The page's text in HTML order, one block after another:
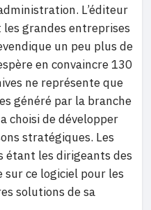
L’éditeur
grandes entreprises
un peu plus de
en convaincre 130
ne représente que
généré par la branche
choisi de développer
stratégiques. Les
étant les dirigeants des
sur ce logiciel pour les
solutions de sa